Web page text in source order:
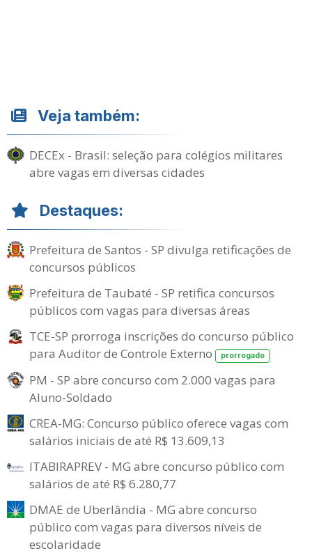
Veja também:
DECEx - Brasil: seleção para colégios militares
abre vagas em diversas cidades
Destaques:
Prefeitura de Santos - SP divulga retificações de
concursos públicos
Prefeitura de Taubaté - SP retifica concursos
públicos com vagas para diversas áreas
TCE-SP prorroga inscrições do concurso público
para Auditor de Controle Externo
prorrogado
PM - SP abre concurso com 2.000 vagas para
Aluno-Soldado
CREA-MG: Concurso público oferece vagas com
salários iniciais de até R$ 13.609,13
ITABIRAPREV - MG abre concurso público com
salários de até R$ 6.280,77
DMAE de Uberlândia - MG abre concurso
público com vagas para diversos níveis de
escolaridade